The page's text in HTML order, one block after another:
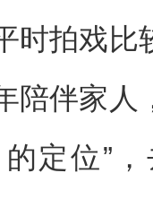
时拍戏比
陪伴家人
定位”